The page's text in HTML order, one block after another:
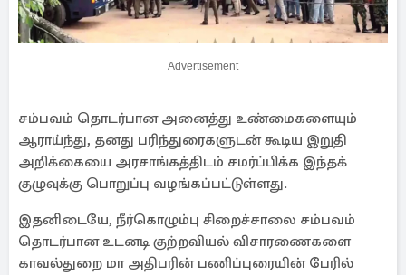
Advertisement
சம்பவம் தொடர்பான அனைத்து உண்மைகளையும்
ஆராய்ந்து, தனது பரிந்துரைகளுடன் கூடிய இறுதி
அறிக்கையை அரசாங்கத்திடம் சமர்ப்பிக்க இந்தக்
குழுவுக்கு பொறுப்பு வழங்கப்பட்டுள்ளது.
இதனிடையே, நீர்கொழும்பு சிறைச்சாலை சம்பவம்
தொடர்பான உடனடி குற்றவியல் விசாரணைகளை
காவல்துறை மா அதிபரின் பணிப்புரையின் பேரில்